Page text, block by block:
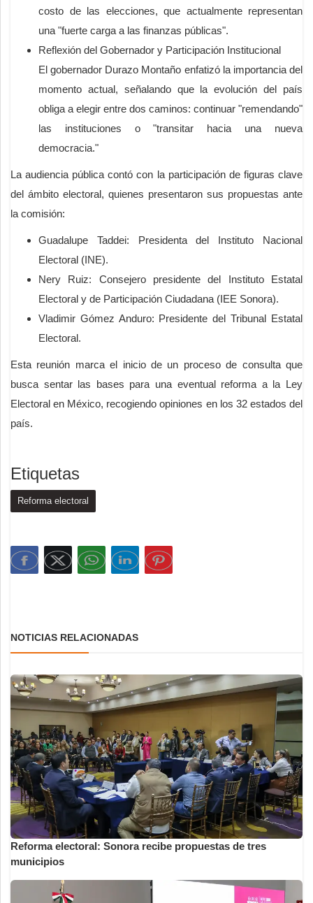
costo de las elecciones, que actualmente representan
una "fuerte carga a las finanzas públicas".
Reflexión del Gobernador y Participación Institucional
El gobernador Durazo Montaño enfatizó la importancia del
momento actual, señalando que la evolución del país
obliga a elegir entre dos caminos: continuar "remendando"
las instituciones o "transitar hacia una nueva
democracia."
La audiencia pública contó con la participación de figuras clave
del ámbito electoral, quienes presentaron sus propuestas ante
la comisión:
Guadalupe Taddei: Presidenta del Instituto Nacional
Electoral (INE).
Nery Ruiz: Consejero presidente del Instituto Estatal
Electoral y de Participación Ciudadana (IEE Sonora).
Vladimir Gómez Anduro: Presidente del Tribunal Estatal
Electoral.
Esta reunión marca el inicio de un proceso de consulta que
busca sentar las bases para una eventual reforma a la Ley
Electoral en México, recogiendo opiniones en los 32 estados del
país.
Etiquetas
Reforma electoral
NOTICIAS RELACIONADAS
Reforma electoral: Sonora recibe propuestas de tres
municipios